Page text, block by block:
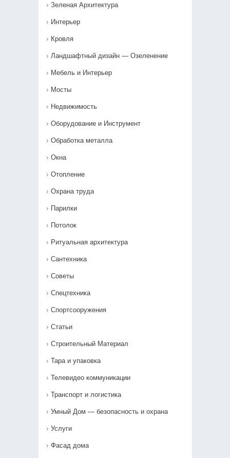
Зеленая Архитектура
Интерьер
Кровля
Ландшафтный дизайн — Озеленение‎
Мебель и Интерьер
Мосты
Недвижимость
Оборудование и Инструмент
Обработка металла
Окна
Отопление
Охрана труда
Парилки
Потолок
Ритуальная архитектура
Сантехника
Советы
Спецтехника
Спортсооружения
Статьи
Строительный Материал
Тара и упаковка
Телевидео коммуникации
Транспорт и логистика
Умный Дом — безопасность и охрана
Услуги
Фасад дома